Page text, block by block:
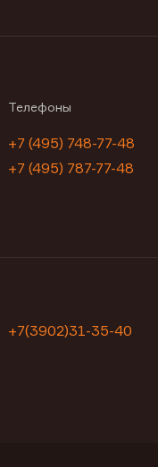
Телефоны
+7 (495) 748-77-48
+7 (495) 787-77-48
+7(3902)31-35-40